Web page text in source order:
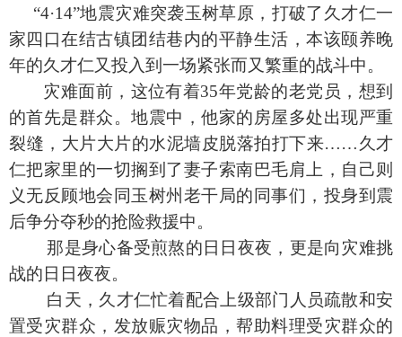
“4·14”地震灾难突袭玉树草原，打破了久才仁一
家四口在结古镇团结巷内的平静生活，本该颐养晚
年的久才仁又投入到一场紧张而又繁重的战斗中。
灾难面前，这位有着35年党龄的老党员，想到
的首先是群众。地震中，他家的房屋多处出现严重
裂缝，大片大片的水泥墙皮脱落拍打下来……久才
仁把家里的一切搁到了妻子索南巴毛肩上，自己则
义无反顾地会同玉树州老干局的同事们，投身到震
后争分夺秒的抢险救援中。
那是身心备受煎熬的日日夜夜，更是向灾难挑
战的日日夜夜。
白天，久才仁忙着配合上级部门人员疏散和安
置受灾群众，发放赈灾物品，帮助料理受灾群众的